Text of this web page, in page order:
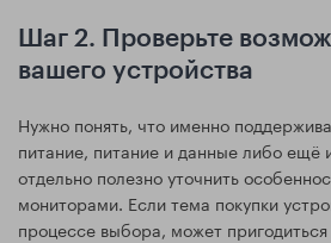
Шаг 2. Проверьте
вашего устройства
Нужно понять, что именно
питание, питание и данные либо ещё
отдельно полезно уточнить
мониторами. Если тема покупки
процессе выбора, может